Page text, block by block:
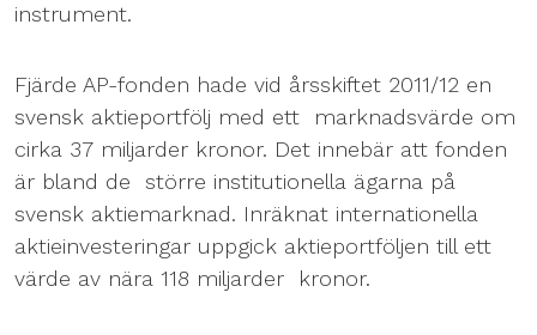
instrument.
Fjärde AP-fonden hade vid årsskiftet 2011/12 en
svensk aktieportfölj med ett marknadsvärde om
cirka 37 miljarder kronor. Det innebär att fonden
är bland de större institutionella ägarna på
svensk aktiemarknad. Inräknat internationella
aktieinvesteringar uppgick aktieportföljen till ett
värde av nära 118 miljarder kronor.